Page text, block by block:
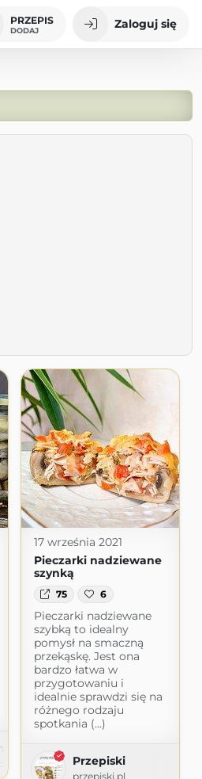
PRZEPIS
DODAJ Zaloguj się
domu
17 września 2021
Pieczarki nadziewane
szynką
75 6
Pieczarki nadziewane
szybką to idealny
pomysł na smaczną
przekąskę. Jest ona
bardzo łatwa w
przygotowaniu i
idealnie sprawdzi się na
różnego rodzaju
spotkania (...)
Przepiski
przepiski.pl